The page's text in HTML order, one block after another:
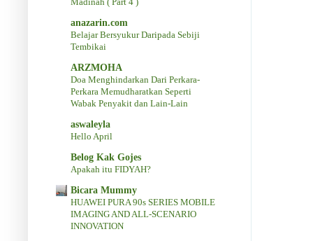
anazarin.com
Belajar Bersyukur Daripada Sebiji
Tembikai
ARZMOHA
Doa Menghindarkan Dari Perkara-
Perkara Memudharatkan Seperti
Wabak Penyakit dan Lain-Lain
aswaleyla
Hello April
Belog Kak Gojes
Apakah itu FIDYAH?
Bicara Mummy
HUAWEI PURA 90s SERIES MOBILE
IMAGING AND ALL-SCENARIO
INNOVATION